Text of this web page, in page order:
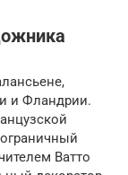
и Фландрии.
Ватто